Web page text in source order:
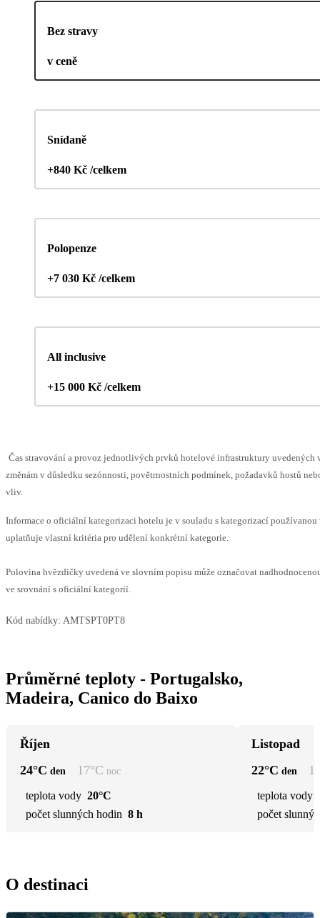
Bez stravy
v ceně
Snídaně
+840 Kč /celkem
Polopenze
+7 030 Kč /celkem
All inclusive
+15 000 Kč /celkem
Čas stravování a provoz jednotlivých prvků hotelové infrastruktury uvedených
změnám v důsledku sezónnosti, povětrnostních podmínek, požadavků hostů
vliv.
Informace o oficiální kategorizaci hotelu je v souladu s kategorizací používanou
uplatňuje vlastní kritéria pro udělení konkrétní kategorie.
Polovina hvězdičky uvedená ve slovním popisu může označovat
ve srovnání s oficiální kategorií.
Kód nabídky: AMTSPT0PT8
Průměrné teploty - Portugalsko,
Madeira, Canico do Baixo
Říjen
24°C den 17°C noc
teplota vody 20°C
počet slunných hodin 8 h
Listopad
22°C den
teplota vody
počet
O destinaci